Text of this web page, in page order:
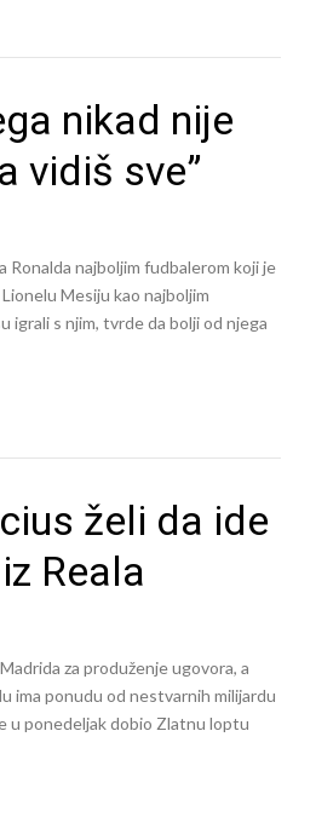
nikad nije
vidiš sve”
najboljim fudbalerom koji je
Mesiju kao najboljim
igrali s njim, tvrde da bolji od njega
želi da ide
Reala
za produženje ugovora, a
ima ponudu od nestvarnih milijardu
u ponedeljak dobio Zlatnu loptu